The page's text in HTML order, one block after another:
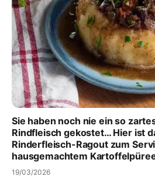
Sie haben noch nie ein so
Rindfleisch gekostet… Hier ist
Rinderfleisch-Ragout zum
hausgemachtem
19/03/2026